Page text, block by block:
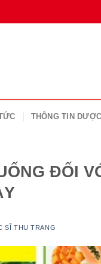
THÔNG TIN
ĐỐI
SĨ THU TRANG